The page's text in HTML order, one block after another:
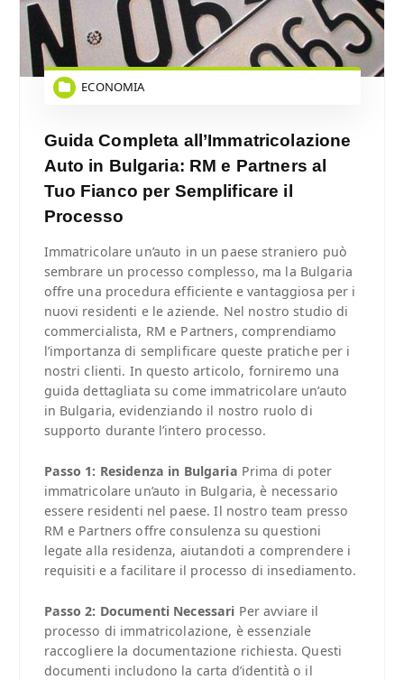
ECONOMIA
Guida Completa all’Immatricolazione
Auto in Bulgaria: RM e Partners al
Tuo Fianco per Semplificare il
Processo
Immatricolare un’auto in un paese straniero può
sembrare un processo complesso, ma la Bulgaria
offre una procedura efficiente e vantaggiosa per i
nuovi residenti e le aziende. Nel nostro studio di
commercialista, RM e Partners, comprendiamo
l’importanza di semplificare queste pratiche per i
nostri clienti. In questo articolo, forniremo una
guida dettagliata su come immatricolare un’auto
in Bulgaria, evidenziando il nostro ruolo di
supporto durante l’intero processo.
Passo 1: Residenza in Bulgaria Prima di poter
immatricolare un’auto in Bulgaria, è necessario
essere residenti nel paese. Il nostro team presso
RM e Partners offre consulenza su questioni
legate alla residenza, aiutandoti a comprendere i
requisiti e a facilitare il processo di insediamento.
Passo 2: Documenti Necessari Per avviare il
processo di immatricolazione, è essenziale
raccogliere la documentazione richiesta. Questi
documenti includono la carta d’identità o il